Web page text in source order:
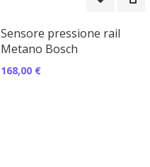
Sensore pressione rail
Metano Bosch
168,00 €